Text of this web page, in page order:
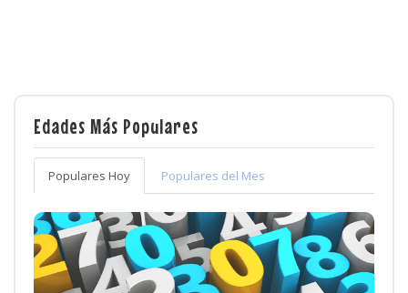
Edades Más Populares
Populares Hoy Populares del Mes